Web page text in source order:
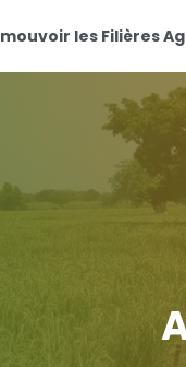
les Filières